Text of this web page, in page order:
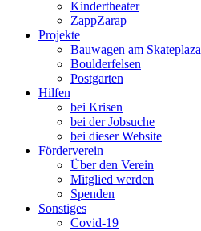
Kindertheater
ZappZarap
Projekte
Bauwagen am Skateplaza
Boulderfelsen
Postgarten
Hilfen
bei Krisen
bei der Jobsuche
bei dieser Website
Förderverein
Über den Verein
Mitglied werden
Spenden
Sonstiges
Covid-19